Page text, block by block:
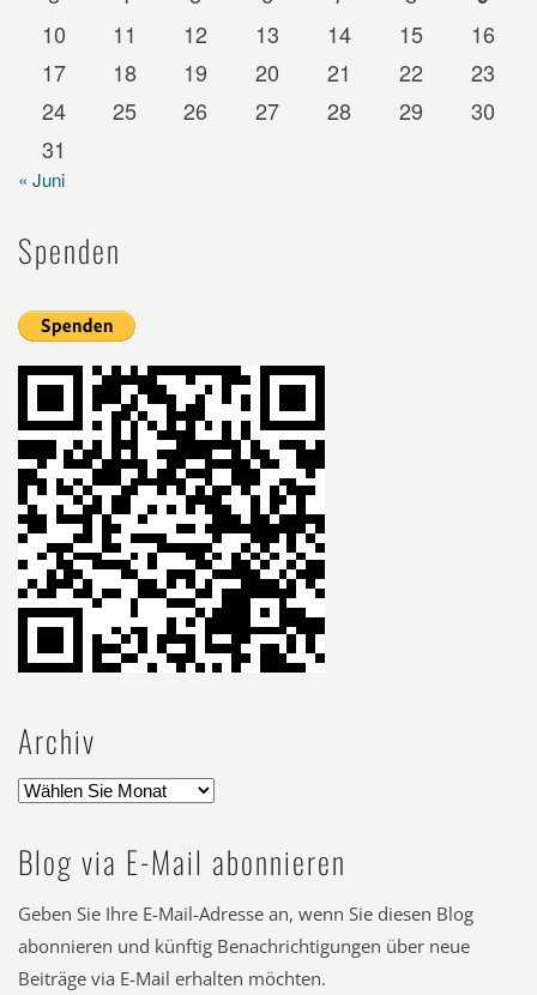
10
11 12 13 14 15
16
17
18 19 20 21 22
23
24
25 26 27 28 29
30
31
« Juni
Spenden
Archiv
Blog via E-Mail abonnieren
Geben Sie Ihre E-Mail-Adresse an, wenn Sie diesen Blog
abonnieren und künftig Benachrichtigungen über neue
Beiträge via E-Mail erhalten möchten.